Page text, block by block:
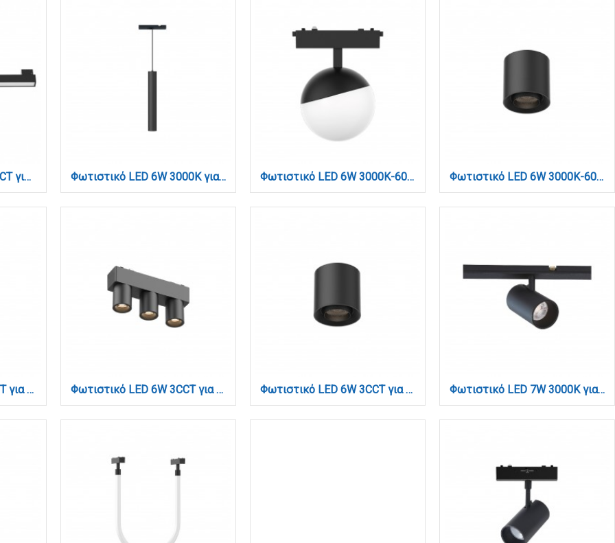
Φωτιστικό LED 40W 3CCT για μαγνητική ράγα σε μαύρη απόχρωση D:60X2,2X4,3cm (TM0040-Black) Φωτιστικό LED 6W 3000K για μαγνητική Mini ράγα σε μαύρη απόχρωση D:30cm (TMM0101-Black) Φωτιστικό LED 6W 3000K-6000K για Ultra-Thin μαγνητική ράγα σε μαύρη απόχρωση (by tuya and zigbee) D:10cmX10cm (T05305-Black) Φωτιστικό LED 6W 3000K-6000K για Ultra-Thin μαγνητική ράγα σε μαύρη απόχρωση by Tuya and Zigbee D:8X7,5cm (TMZ0040-Black)
Φωτιστικό LED 6W 3CCT για Ultra-Thin μαγνητική ράγα σε μαύρη απόχρωση D:10X10cm (TMU0150-Black) Φωτιστικό LED 6W 3CCT για Ultra-Thin μαγνητική ράγα σε μαύρη απόχρωση D:12,2X2,6X5,5cm (TMU0090-Black) Φωτιστικό LED 6W 3CCT για Ultra-Thin μαγνητική ράγα σε μαύρη απόχρωση D:8X7,5cm (TMU0080-Black) Φωτιστικό LED 7W 3000K για μαγνητική Mini ράγα σε μαύρη απόχρωση D:3,5cmx8,7cm (TMM0071-Black)